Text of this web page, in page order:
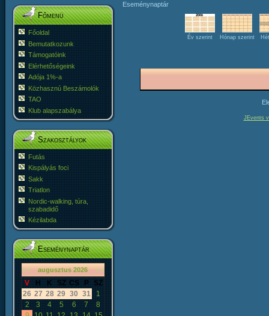
Főmenü
Főoldal
Bemutatkozunk
Támogatóink
Elérhetőségeink
Adója 1%-a
Közhasznú Beszámolók
TAO
Klub alapszabálya
Szakosztályok
Futás
Kispályás foci
Sakk
Triatlon
Nordic-walking, túra,
szabadidő
Kézilabda
Eseménynaptár
«< augusztus 2026 >»
V H K SZ CS P
SZ
26 27 28 29 30 31
1
2
3 4 5 6 7
8
Eseménynaptár
Év szerint Hónap szerint
JEvents